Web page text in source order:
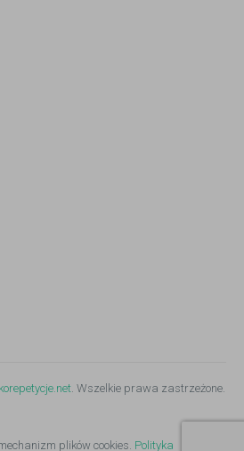
. Wszelkie prawa zastrzeżone.
plików cookies. Polityka